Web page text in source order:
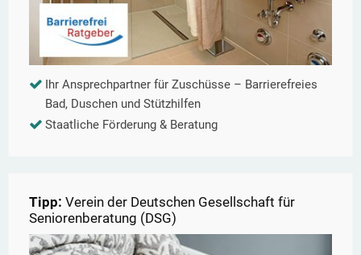
Ihr Ansprechpartner für Zuschüsse – Barrierefreies
Bad, Duschen und Stützhilfen
Staatliche Förderung & Beratung
Tipp: Verein der Deutschen Gesellschaft für
Seniorenberatung (DSG)